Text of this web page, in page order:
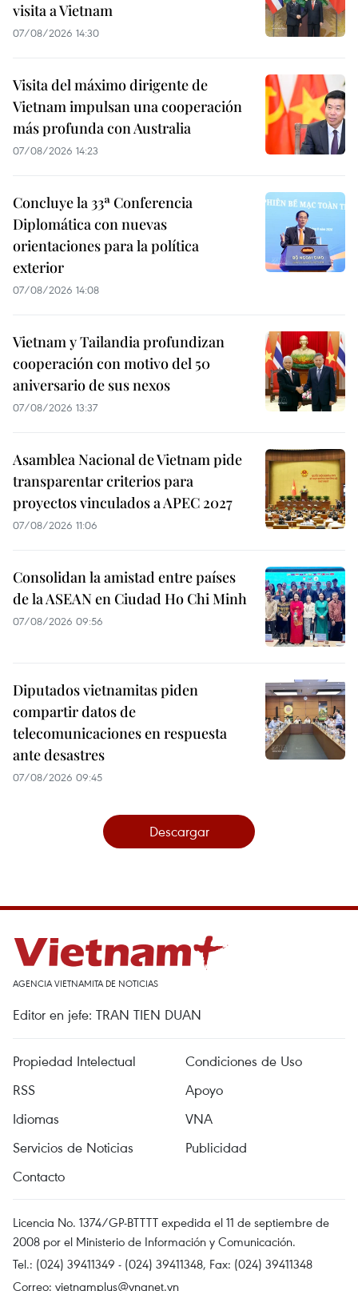
visita a Vietnam
07/08/2026 14:30
Visita del máximo dirigente de
Vietnam impulsan una cooperación
más profunda con Australia
07/08/2026 14:23
Concluye la 33ª Conferencia
Diplomática con nuevas
orientaciones para la política
exterior
07/08/2026 14:08
Vietnam y Tailandia profundizan
cooperación con motivo del 50
aniversario de sus nexos
07/08/2026 13:37
Asamblea Nacional de Vietnam pide
transparentar criterios para
proyectos vinculados a APEC 2027
07/08/2026 11:06
Consolidan la amistad entre países
de la ASEAN en Ciudad Ho Chi Minh
07/08/2026 09:56
Diputados vietnamitas piden
compartir datos de
telecomunicaciones en respuesta
ante desastres
07/08/2026 09:45
Descargar
AGENCIA VIETNAMITA DE NOTICIAS
Editor en jefe: TRAN TIEN DUAN
Propiedad Intelectual
Condiciones de Uso
RSS
Apoyo
Idiomas
VNA
Servicios de Noticias
Publicidad
Contacto
Licencia No. 1374/GP-BTTTT expedida el 11 de septiembre de
2008 por el Ministerio de Información y Comunicación.
Tel.: (024) 39411349 - (024) 39411348, Fax: (024) 39411348
Correo: vietnamplus@vnanet.vn